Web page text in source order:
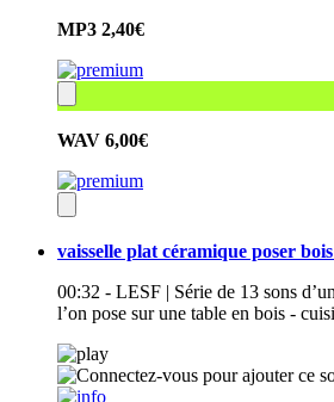
MP3 2,40€
WAV 6,00€
vaisselle plat céramique poser
00:32 - LESF | Série de 13 sons
l’on pose sur une table en bois -